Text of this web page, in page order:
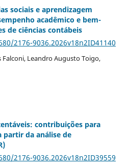
sociais e aprendizagem
acadêmico e bem-
de ciências contábeis
2176-9036.2026v18n2ID41140
Falconi, Leandro Augusto Toigo,
contribuições para
partir da análise de
2176-9036.2026v18n2ID39559